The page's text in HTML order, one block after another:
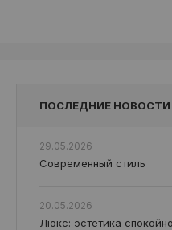
ПОСЛЕДНИЕ НОВОСТИ
29.05.2026
Современный стиль
20.05.2026
Люкс: эстетика